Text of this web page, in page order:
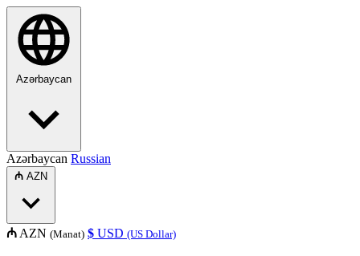
Azərbaycan
Azərbaycan Russian
₼ AZN
₼ AZN (Manat) $ USD (US Dollar)